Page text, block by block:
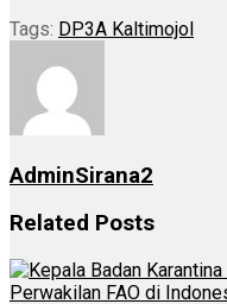
Tags: DP3A Kaltimojol
AdminSirana2
Related Posts